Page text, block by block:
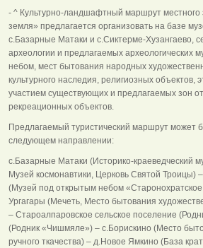
- ^ Культурно-ландшафтный маршрут местного
земля» предлагается организовать на базе
с.Базарные Матаки и с.Сиктерме-Хузангаево,
археологии и предлагаемых археологических
небом, мест бытования народных
культурного наследия, религиозных объектов,
участием существующих и предлагаемых зон
рекреационных объектов.
Предлагаемый туристический маршрут может
следующем направлении:
с.Базарные Матаки (Историко-краеведческий
Музей космонавтики, Церковь Святой Троицы)
(Музей под открытым небом
Ургагары (Мечеть, Место бытования
– Староалпаровское сельское поселение
(Родник «Чишмяле») – с.Борискино (Место
ручного ткачества) – д.Новое Ямкино (База